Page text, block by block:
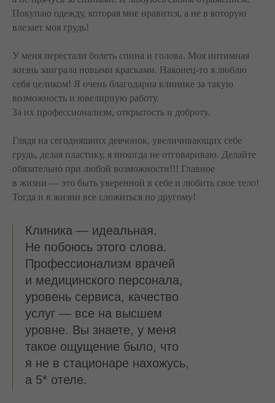
Покупаю одежду, которая мне нравится, а не в которую
влезает моя грудь!
У меня перестали болеть спина и голова. Моя интимная
жизнь заиграла новыми красками. Наконец-то я люблю
себя целиком! Я очень благодарна клинике за такую
возможность и ювелирную работу.
За их профессионализм, открытость и доброту.
Глядя на сегодняшних девчонок, увеличивающих себе
грудь, делая пластику, я никогда не отговариваю. Делайте
обязательно при любой возможности!!! Главное
в жизни — это быть уверенной в себе и любить свое тело!
Тогда и в жизни все сложиться по другому!
Клиника — идеальная.
Не побоюсь этого слова.
Профессионализм врачей
и медицинского персонала,
уровень сервиса, качество
услуг — все на высшем
уровне. Вы знаете, у меня
такое ощущение было, что
я не в стационаре нахожусь,
а 5* отеле.